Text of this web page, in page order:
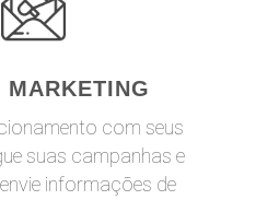
MARKETING
com seus
suas campanhas e
informações de